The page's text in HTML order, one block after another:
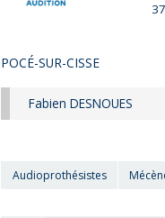
POCÉ-SUR-CISSE
Fabien DESNOUES
Audioprothésistes